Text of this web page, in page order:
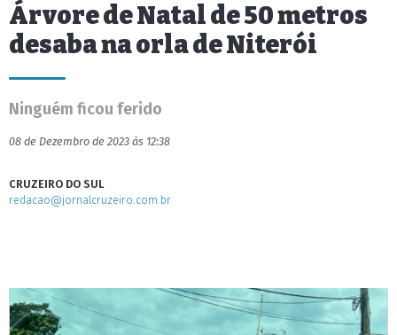
Árvore de Natal de 50 metros
desaba na orla de Niterói
Ninguém ficou ferido
08 de Dezembro de 2023 às 12:38
CRUZEIRO DO SUL
redacao@jornalcruzeiro.com.br